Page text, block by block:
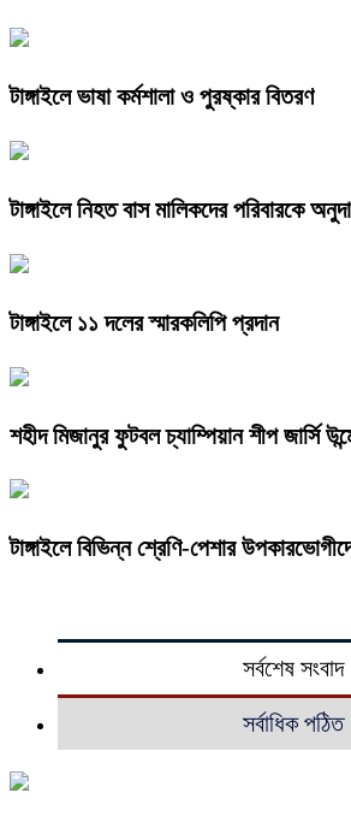
টাঙ্গাইলে ভাষা কর্মশালা ও পুরষ্কার বিতরণ
টাঙ্গাইলে নিহত বাস মালিকদের পরিবারকে
টাঙ্গাইলে ১১ দলের স্মারকলিপি প্রদান
শহীদ মিজানুর ফুটবল চ্যাম্পিয়ান শীপ জার্সি
টাঙ্গাইলে বিভিন্ন শ্রেণি-পেশার
সর্বশেষ সংবাদ
সর্বাধিক পঠিত